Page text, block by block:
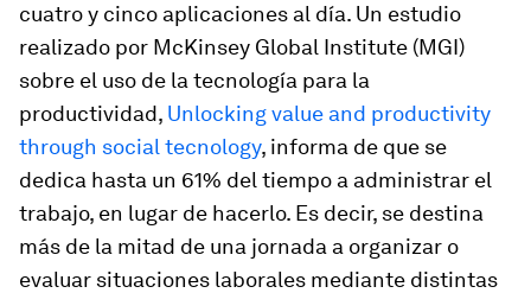
cuatro y cinco aplicaciones al día. Un estudio
realizado por McKinsey Global Institute (MGI)
sobre el uso de la tecnología para la
productividad, Unlocking value and productivity
through social tecnology, informa de que se
dedica hasta un 61% del tiempo a administrar el
trabajo, en lugar de hacerlo. Es decir, se destina
más de la mitad de una jornada a organizar o
evaluar situaciones laborales mediante distintas